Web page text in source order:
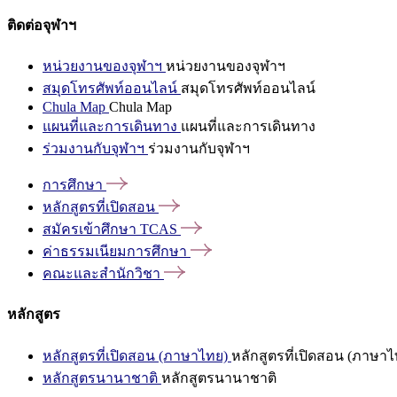
ติดต่อจุฬาฯ
หน่วยงานของจุฬาฯ หน่วยงานของจุฬาฯ
สมุดโทรศัพท์ออนไลน์ สมุดโทรศัพท์ออนไลน์
Chula Map Chula Map
แผนที่และการเดินทาง แผนที่และการเดินทาง
ร่วมงานกับจุฬาฯ ร่วมงานกับจุฬาฯ
การศึกษา
หลักสูตรที่เปิดสอน
สมัครเข้าศึกษา TCAS
ค่าธรรมเนียมการศึกษา
คณะและสำนักวิชา
หลักสูตร
หลักสูตรที่เปิดสอน (ภาษาไทย) หลักสูตรที่เปิดสอน (ภาษาไ
หลักสูตรนานาชาติ หลักสูตรนานาชาติ